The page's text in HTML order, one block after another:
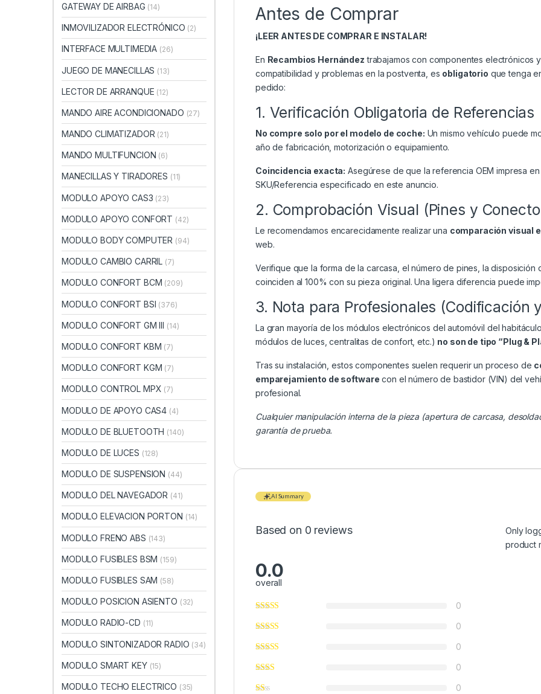
Antes de Comprar
¡LEER ANTES DE COMPRAR E INSTALAR!
En Recambios Hernández trabajamos con componentes electrónicos
compatibilidad y problemas en la postventa, es obligatorio que tenga
pedido:
1. Verificación Obligatoria de Referencias
No compre solo por el modelo de coche: Un mismo vehículo puede
año de fabricación, motorización o equipamiento.
Coincidencia exacta: Asegúrese de que la referencia OEM impresa
SKU/Referencia especificado en este anuncio.
2. Comprobación Visual (Pines y
Le recomendamos encarecidamente realizar una comparación visual
web.
Verifique que la forma de la carcasa, el número de pines, la
coinciden al 100% con su pieza original. Una ligera diferencia puede
3. Nota para Profesionales (Codificación
La gran mayoría de los módulos electrónicos del automóvil del
módulos de luces, centralitas de confort, etc.) no son de tipo “Plug &
Tras su instalación, estos componentes suelen requerir un proceso de
emparejamiento de software con el número de bastidor (VIN) del
profesional.
Cualquier manipulación interna de la pieza (apertura de carcasa,
garantía de prueba.
AI Summary
Based on 0 reviews
0.0
overall
0
0
0
0
0
Only
product
GATEWAY DE AIRBAG (14)
INMOVILIZADOR ELECTRÓNICO (2)
INTERFACE MULTIMEDIA (26)
JUEGO DE MANECILLAS (13)
LECTOR DE ARRANQUE (12)
MANDO AIRE ACONDICIONADO (27)
MANDO CLIMATIZADOR (21)
MANDO MULTIFUNCION (6)
MANECILLAS Y TIRADORES (11)
MODULO APOYO CAS3 (23)
MODULO APOYO CONFORT (42)
MODULO BODY COMPUTER (94)
MODULO CAMBIO CARRIL (7)
MODULO CONFORT BCM (209)
MODULO CONFORT BSI (376)
MODULO CONFORT GM III (14)
MODULO CONFORT KBM (7)
MODULO CONFORT KGM (7)
MODULO CONTROL MPX (7)
MODULO DE APOYO CAS4 (4)
MODULO DE BLUETOOTH (140)
MODULO DE LUCES (128)
MODULO DE SUSPENSION (44)
MODULO DEL NAVEGADOR (41)
MODULO ELEVACION PORTON (14)
MODULO FRENO ABS (143)
MODULO FUSIBLES BSM (159)
MODULO FUSIBLES SAM (58)
MODULO POSICION ASIENTO (32)
MODULO RADIO-CD (11)
MODULO SINTONIZADOR RADIO (34)
MODULO SMART KEY (15)
MODULO TECHO ELECTRICO (35)